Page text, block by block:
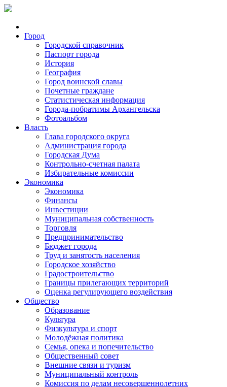
Город
Городской справочник
Паспорт города
История
География
Город воинской славы
Почетные граждане
Статистическая информация
Города-побратимы Архангельска
Фотоальбом
Власть
Глава городского округа
Администрация города
Городская Дума
Контрольно-счетная палата
Избирательные комиссии
Экономика
Экономика
Финансы
Инвестиции
Муниципальная собственность
Торговля
Предпринимательство
Бюджет города
Труд и занятость населения
Городское хозяйство
Градостроительство
Границы прилегающих территорий
Оценка регулирующего воздействия
Общество
Образование
Культура
Физкультура и спорт
Молодёжная политика
Семья, опека и попечительство
Общественный совет
Внешние связи и туризм
Муниципальный контроль
Комиссия по делам несовершеннолетних